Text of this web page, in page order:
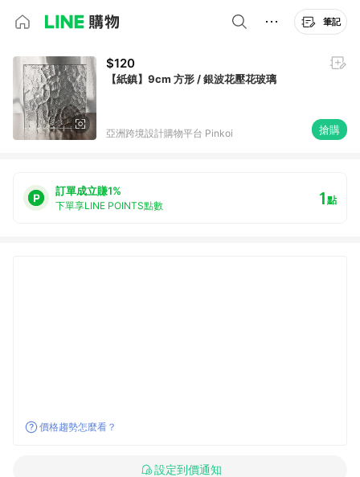
筆記
$120
【紙鎮】9cm 方形 / 銀波花壓花玻璃
亞洲跨境設計購物平台 Pinkoi 搶購
訂單成立賺1%
下單享LINE POINTS點數 1點
價格趨勢怎麼看？
設定到價通知